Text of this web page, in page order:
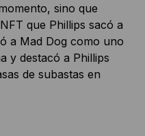
sino que
que Phillips sacó a
a Mad Dog como uno
y destacó a Phillips
de subastas en